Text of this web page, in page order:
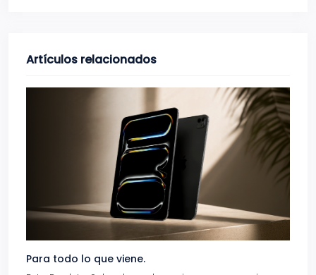
Artículos relacionados
Para todo lo que viene.